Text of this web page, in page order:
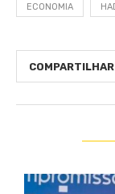
ECONOMIA
COMPARTILHAR